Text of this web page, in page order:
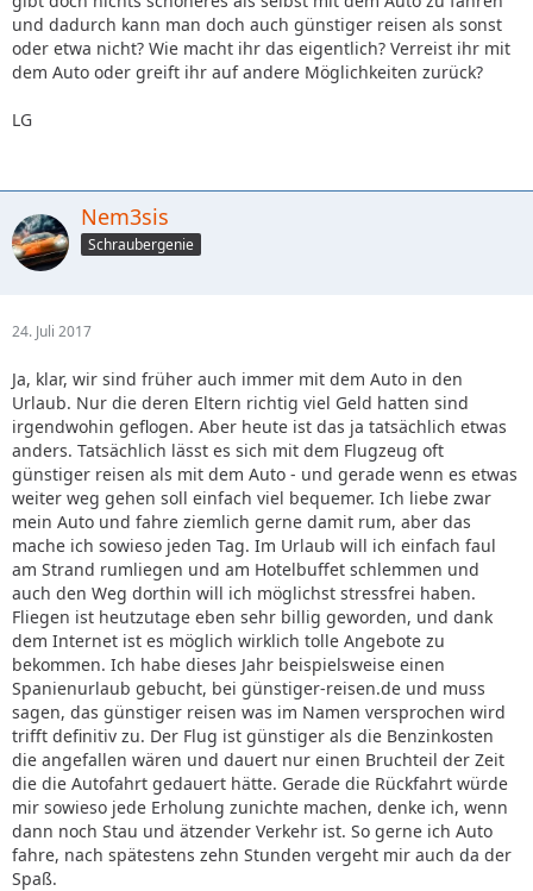
und dadurch kann man doch auch günstiger reisen als sonst
oder etwa nicht? Wie macht ihr das eigentlich? Verreist ihr mit
dem Auto oder greift ihr auf andere Möglichkeiten zurück?
LG
Nem3sis
Schraubergenie
24. Juli 2017
Ja, klar, wir sind früher auch immer mit dem Auto in den
Urlaub. Nur die deren Eltern richtig viel Geld hatten sind
irgendwohin geflogen. Aber heute ist das ja tatsächlich etwas
anders. Tatsächlich lässt es sich mit dem Flugzeug oft
günstiger reisen als mit dem Auto - und gerade wenn es etwas
weiter weg gehen soll einfach viel bequemer. Ich liebe zwar
mein Auto und fahre ziemlich gerne damit rum, aber das
mache ich sowieso jeden Tag. Im Urlaub will ich einfach faul
am Strand rumliegen und am Hotelbuffet schlemmen und
auch den Weg dorthin will ich möglichst stressfrei haben.
Fliegen ist heutzutage eben sehr billig geworden, und dank
dem Internet ist es möglich wirklich tolle Angebote zu
bekommen. Ich habe dieses Jahr beispielsweise einen
Spanienurlaub gebucht, bei günstiger-reisen.de und muss
sagen, das günstiger reisen was im Namen versprochen wird
trifft definitiv zu. Der Flug ist günstiger als die Benzinkosten
die angefallen wären und dauert nur einen Bruchteil der Zeit
die die Autofahrt gedauert hätte. Gerade die Rückfahrt würde
mir sowieso jede Erholung zunichte machen, denke ich, wenn
dann noch Stau und ätzender Verkehr ist. So gerne ich Auto
fahre, nach spätestens zehn Stunden vergeht mir auch da der
Spaß.